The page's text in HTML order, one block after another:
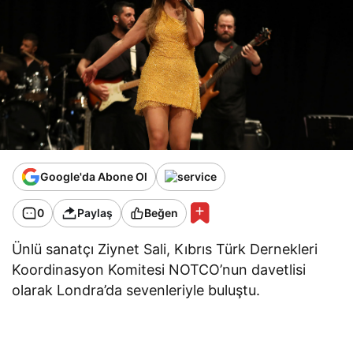
Google'da Abone Ol
0 Paylaş Beğen
Ünlü sanatçı Ziynet Sali, Kıbrıs Türk Dernekleri
Koordinasyon Komitesi NOTCO’nun davetlisi
olarak Londra’da sevenleriyle buluştu.